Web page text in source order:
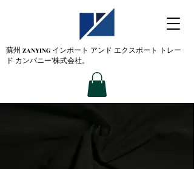
蘇州 ZANYING インポート アンド エクスポート トレー
ド カンパニー'株式会社。